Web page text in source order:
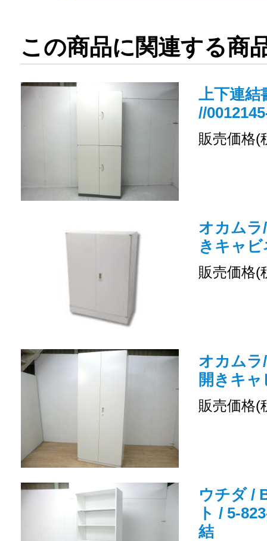
この商品に関連する商
上下連結
//
販売価格(
オカムラ
きキャ
販売価格(
オカムラ
開きキ
販売価格(
ウチダ /
ト / 5-
結